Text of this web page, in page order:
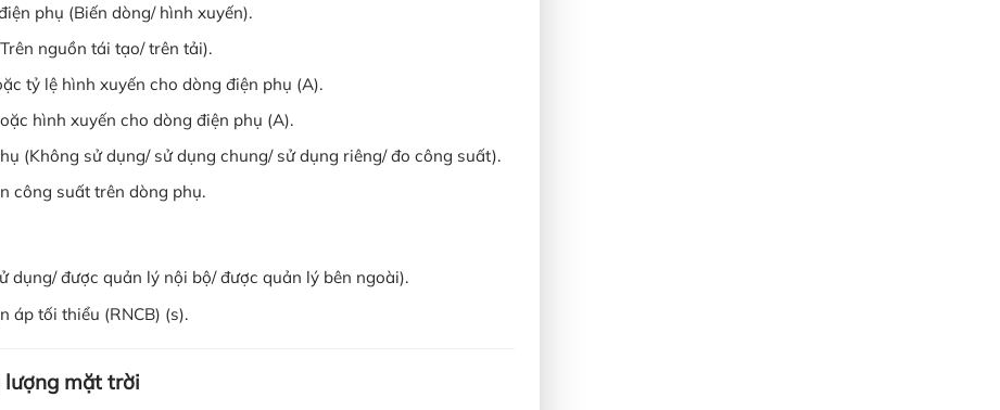
phụ (Biến dòng/ hình xuyến).
nguồn tái tạo/ trên tải).
tỷ lệ hình xuyến cho dòng điện phụ (A).
hình xuyến cho dòng điện phụ (A).
(Không sử dụng/ sử dụng chung/ sử dụng riêng/ đo công suất).
công suất trên dòng phụ.
dụng/ được quản lý nội bộ/ được quản lý bên ngoài).
áp tối thiểu (RNCB) (s).
lượng mặt trời